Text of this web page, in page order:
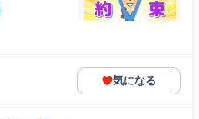
気になる